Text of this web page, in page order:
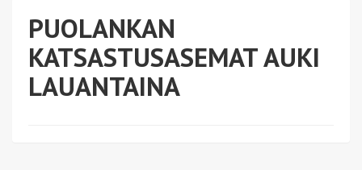
PUOLANKAN
KATSASTUSASEMAT AUKI
LAUANTAINA